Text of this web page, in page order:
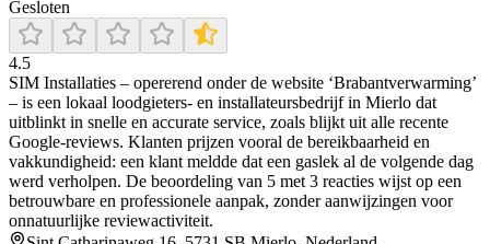
Gesloten
4.5
SIM Installaties – opererend onder de website ‘Brabantverwarming’
– is een lokaal loodgieters- en installateursbedrijf in Mierlo dat
uitblinkt in snelle en accurate service, zoals blijkt uit alle recente
Google-reviews. Klanten prijzen vooral de bereikbaarheid en
vakkundigheid: een klant meldde dat een gaslek al de volgende dag
werd verholpen. De beoordeling van 5 met 3 reacties wijst op een
betrouwbare en professionele aanpak, zonder aanwijzingen voor
onnatuurlijke reviewactiviteit.